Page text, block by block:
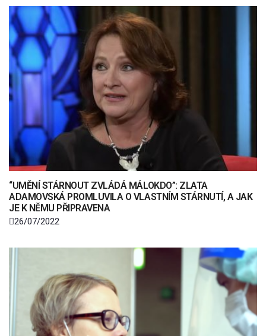
“UMĚNÍ STÁRNOUT ZVLÁDÁ MÁLOKDO”: ZLATA
ADAMOVSKÁ PROMLUVILA O VLASTNÍM STÁRNUTÍ, A JAK
JE K NĚMU PŘIPRAVENA
26/07/2022